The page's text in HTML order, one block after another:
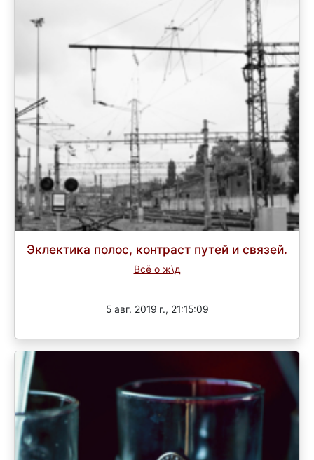
Эклектика полос, контраст путей и связей.
Всё о ж\д
5 авг. 2019 г., 21:15:09